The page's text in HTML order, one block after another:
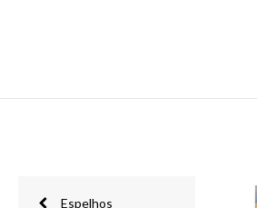
Espelhos